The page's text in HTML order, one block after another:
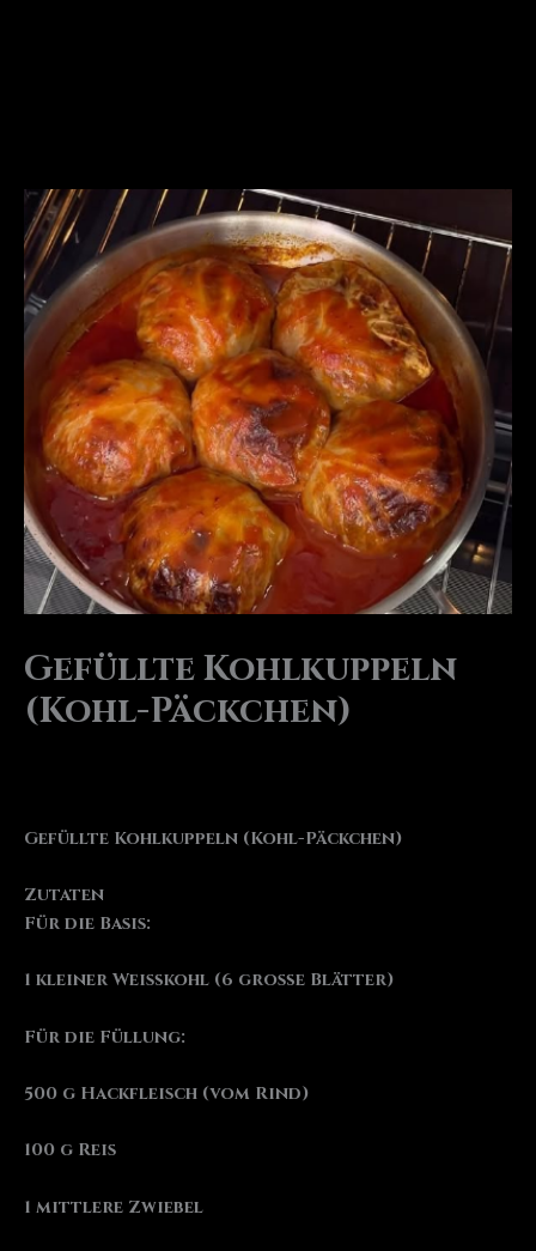
Gefüllte Kohlkuppeln
(Kohl-Päckchen)
Gefüllte Kohlkuppeln (Kohl-Päckchen)
Zutaten
Für die Basis:
1 kleiner Weißkohl (6 große Blätter)
Für die Füllung:
500 g Hackfleisch (vom Rind)
100 g Reis
1 mittlere Zwiebel